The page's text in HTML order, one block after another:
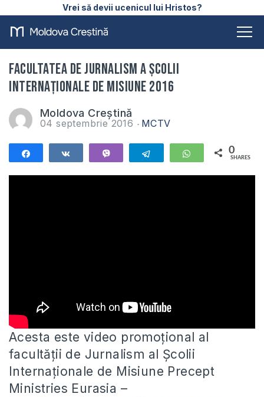
Vrei să devii ucenicul lui Hristos?
Facultatea de Jurnalism a Școlii
Internaționale de Misiune 2016
Moldova Creștină
04 septembrie 2016 MCTV
Telegram WhatsApp
0
SHARES
Acesta este video promoțional al
facultății de Jurnalism al Școlii
Internaționale de Misiune Precept
Ministries Eurasia –